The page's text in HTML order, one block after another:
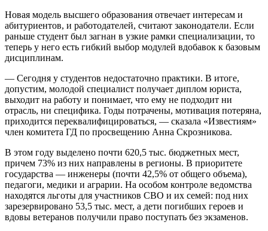
Новая модель высшего образования отвечает интересам и
абитуриентов, и работодателей, считают законодатели. Если
раньше студент был загнан в узкие рамки специализации, то
теперь у него есть гибкий выбор модулей вдобавок к базовым
дисциплинам.
— Сегодня у студентов недостаточно практики. В итоге,
допустим, молодой специалист получает диплом юриста,
выходит на работу и понимает, что ему не подходит ни
отрасль, ни специфика. Годы потрачены, мотивация потеряна,
приходится переквалифицироваться, — сказала «Известиям»
член комитета ГД по просвещению Анна Скрозникова.
В этом году выделено почти 620,5 тыс. бюджетных мест,
причем 73% из них направлены в регионы. В приоритете
государства — инженеры (почти 42,5% от общего объема),
педагоги, медики и аграрии. На особом контроле ведомства
находятся льготы для участников СВО и их семей: под них
зарезервировано 53,5 тыс. мест, а дети погибших героев и
вдовы ветеранов получили право поступать без экзаменов.